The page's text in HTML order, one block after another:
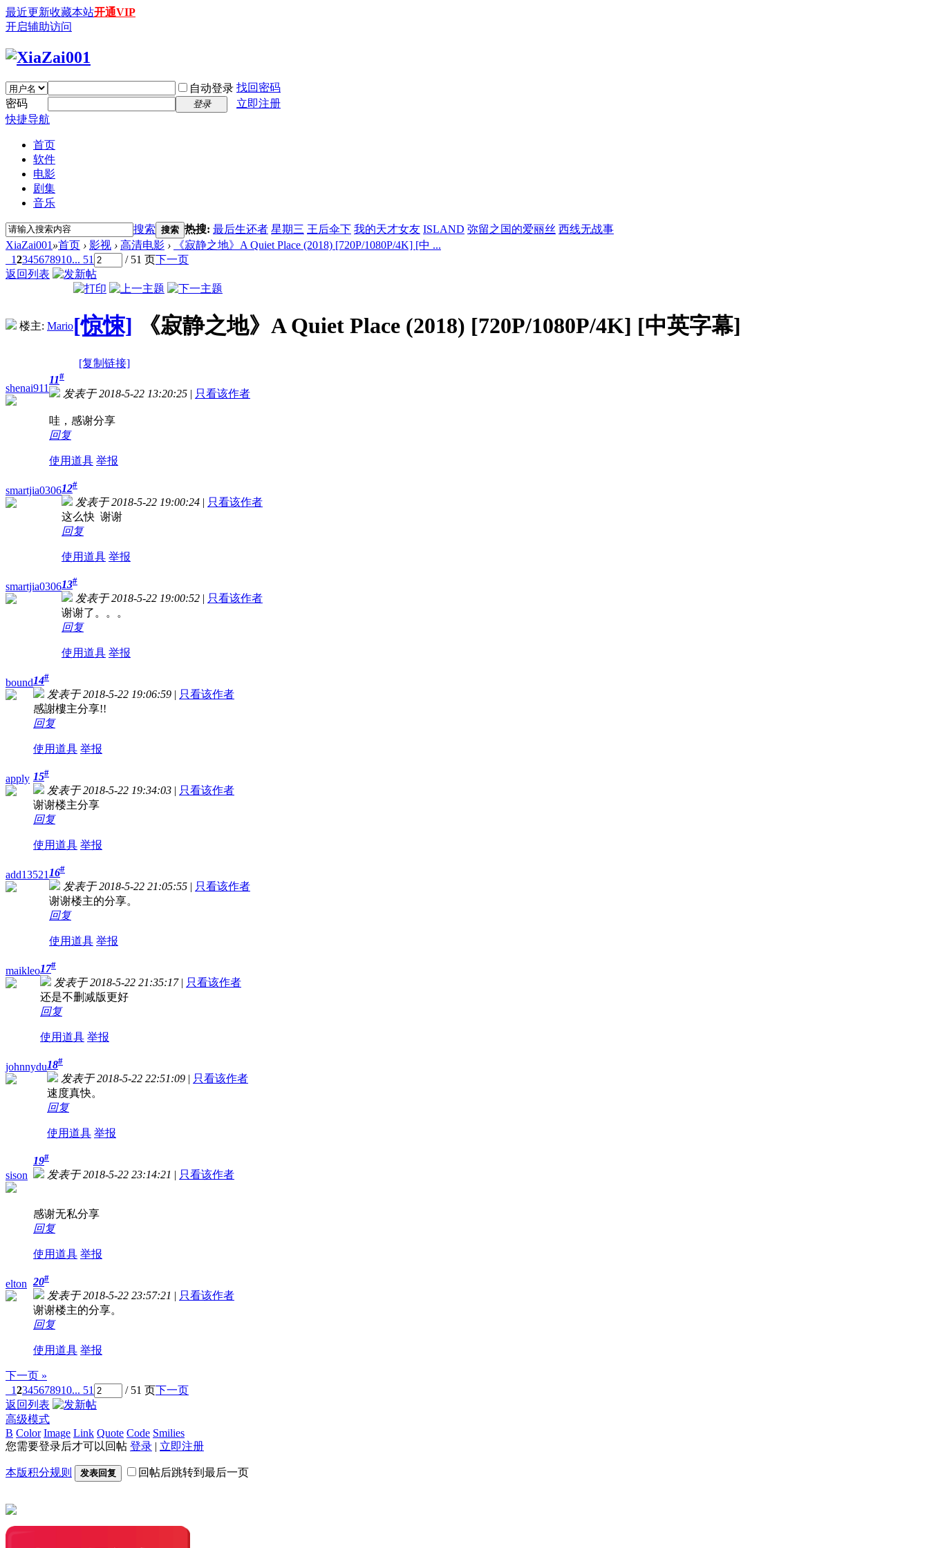
最近更新收藏本站开通VIP
开启辅助访问
自动登录 找回密码
密码
登录
立即注册
快捷导航
首页
软件
电影
剧集
音乐
搜索 搜索 热搜: 最后生还者 星期三 王后伞下 我的天才女友 ISLAND 弥留之国的爱丽丝 西线无战事
XiaZai001 »首页 › 影视 › 高清电影 ›
《寂静之地》A Quiet Place (2018) [720P/1080P/4K] [中 ...
12345678910... 51 / 51 页下一页
返回列表
楼主: Mario[惊悚] 《寂静之地》A Quiet Place (2018) [720P/1080P/4K] [中英字幕]
[复制链接]
shenai911
11#
发表于 2018-5-22 13:20:25 | 只看该作者
哇，感谢分享
回复
使用道具 举报
smartjia030612#
发表于 2018-5-22 19:00:24 | 只看该作者
这么快 谢谢
回复
使用道具 举报
smartjia030613#
发表于 2018-5-22 19:00:52 | 只看该作者
谢谢了。。。
回复
使用道具 举报
bound14#
发表于 2018-5-22 19:06:59 | 只看该作者
感謝樓主分享!!
回复
使用道具 举报
apply 15#
发表于 2018-5-22 19:34:03 | 只看该作者
谢谢楼主分享
回复
使用道具 举报
add13521 16#
发表于 2018-5-22 21:05:55 | 只看该作者
谢谢楼主的分享。
回复
使用道具 举报
maikleo17#
发表于 2018-5-22 21:35:17 | 只看该作者
还是不删减版更好
回复
使用道具 举报
johnnydu18#
发表于 2018-5-22 22:51:09 | 只看该作者
速度真快。
回复
使用道具 举报
sison
19#
发表于 2018-5-22 23:14:21 | 只看该作者
感谢无私分享
回复
使用道具 举报
elton 20#
发表于 2018-5-22 23:57:21 | 只看该作者
谢谢楼主的分享。
回复
使用道具 举报
下一页 »
12345678910... 51 / 51 页下一页
返回列表
高级模式
B Color Image Link Quote Code Smilies
您需要登录后才可以回帖 登录 | 立即注册
本版积分规则 发表回复 回帖后跳转到最后一页